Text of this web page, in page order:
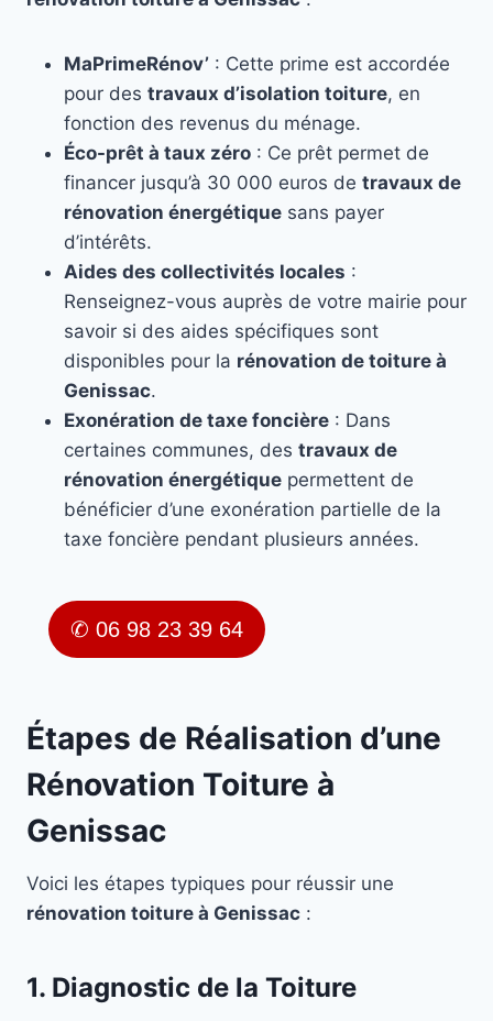
MaPrimeRénov’ : Cette prime est accordée
pour des travaux d’isolation toiture, en
fonction des revenus du ménage.
Éco-prêt à taux zéro : Ce prêt permet de
financer jusqu’à 30 000 euros de travaux de
rénovation énergétique sans payer
d’intérêts.
Aides des collectivités locales :
Renseignez-vous auprès de votre mairie pour
savoir si des aides spécifiques sont
disponibles pour la rénovation de toiture à
Genissac.
Exonération de taxe foncière : Dans
certaines communes, des travaux de
rénovation énergétique permettent de
bénéficier d’une exonération partielle de la
taxe foncière pendant plusieurs années.
✆ 06 98 23 39 64
Étapes de Réalisation d’une
Rénovation Toiture à
Genissac
Voici les étapes typiques pour réussir une
rénovation toiture à Genissac :
1. Diagnostic de la Toiture